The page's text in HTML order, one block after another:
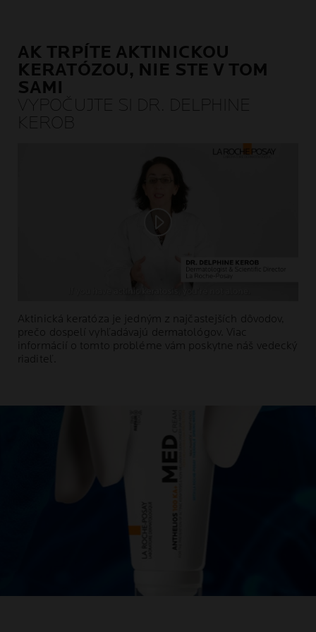
AK TRPÍTE AKTINICKOU
KERATÓZOU, NIE STE V TOM
SAMI
VYPOČUJTE SI DR. DELPHINE
KEROB
Aktinická keratóza je jedným z najčastejších dôvodov,
prečo dospelí vyhľadávajú dermatológov. Viac
informácií o tomto probléme vám poskytne náš vedecký
riaditeľ.